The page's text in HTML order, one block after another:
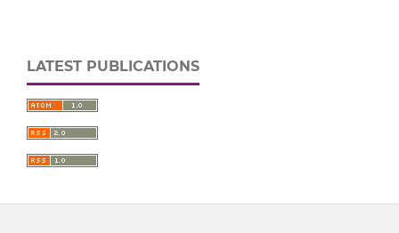
LATEST PUBLICATIONS